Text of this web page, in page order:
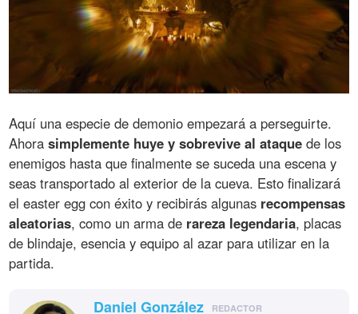
Aquí una especie de demonio empezará a perseguirte.
Ahorasimplemente huye y sobrevive al ataque de los
enemigos hasta que finalmente se suceda una escena y
seas transportado al exterior de la cueva. Esto finalizará
el easter egg con éxito y recibirás algunas recompensas
aleatorias, como un arma de rareza legendaria, placas
de blindaje, esencia y equipo al azar para utilizar en la
partida.
Daniel González REDACTOR